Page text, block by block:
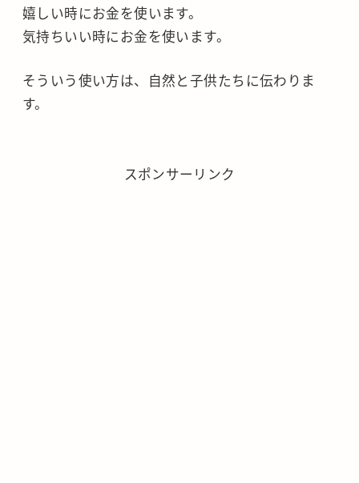
嬉しい時にお金を使います。
気持ちいい時にお金を使います。
そういう使い方は、自然と子供たちに伝わりま
す。
スポンサーリンク